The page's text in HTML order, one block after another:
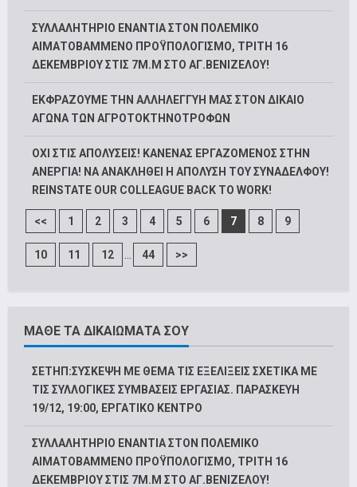
ΣΥΛΛΑΛΗΤΗΡΙΟ ΕΝΑΝΤΙΑ ΣΤΟΝ ΠΟΛΕΜΙΚΟ
ΑΙΜΑΤΟΒΑΜΜΕΝΟ ΠΡΟΫΠΟΛΟΓΙΣΜΟ, ΤΡΙΤΗ 16
ΔΕΚΕΜΒΡΙΟΥ ΣΤΙΣ 7Μ.Μ ΣΤΟ ΑΓ.ΒΕΝΙΖΕΛΟΥ!
ΕΚΦΡΑΖΟΥΜΕ ΤΗΝ ΑΛΛΗΛΕΓΓΥΗ ΜΑΣ ΣΤΟΝ ΔΙΚΑΙΟ
ΑΓΩΝΑ ΤΩΝ ΑΓΡΟΤΟΚΤΗΝΟΤΡΟΦΩΝ
ΟΧΙ ΣΤΙΣ ΑΠΟΛΥΣΕΙΣ! ΚΑΝΕΝΑΣ ΕΡΓΑΖΟΜΕΝΟΣ ΣΤΗΝ
ΑΝΕΡΓΙΑ! ΝΑ ΑΝΑΚΛΗΘΕΙ Η ΑΠΟΛΥΣΗ ΤΟΥ ΣΥΝΑΔΕΛΦΟΥ!
REINSTATE OUR COLLEAGUE BACK TO WORK!
<< 1 2 3 4 5 6 7 8 9
10 11 12 ... 44 >>
ΜΑΘΕ ΤΑ ΔΙΚΑΙΩΜΑΤΑ ΣΟΥ
ΣΕΤΗΠ:ΣΥΣΚΕΨΗ ΜΕ ΘΕΜΑ ΤΙΣ ΕΞΕΛΙΞΕΙΣ ΣΧΕΤΙΚΑ ΜΕ
ΤΙΣ ΣΥΛΛΟΓΙΚΕΣ ΣΥΜΒΑΣΕΙΣ ΕΡΓΑΣΙΑΣ. ΠΑΡΑΣΚΕΥΗ
19/12, 19:00, ΕΡΓΑΤΙΚΟ ΚΕΝΤΡΟ
ΣΥΛΛΑΛΗΤΗΡΙΟ ΕΝΑΝΤΙΑ ΣΤΟΝ ΠΟΛΕΜΙΚΟ
ΑΙΜΑΤΟΒΑΜΜΕΝΟ ΠΡΟΫΠΟΛΟΓΙΣΜΟ, ΤΡΙΤΗ 16
ΔΕΚΕΜΒΡΙΟΥ ΣΤΙΣ 7Μ.Μ ΣΤΟ ΑΓ.ΒΕΝΙΖΕΛΟΥ!